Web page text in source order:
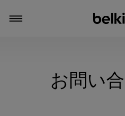
お問い